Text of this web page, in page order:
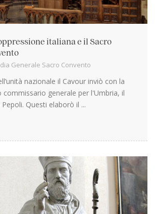
italiana e il Sacro
Generale Sacro Convento
nazionale il Cavour inviò con la
commissario generale per l'Umbria, il
Questi elaborò il ...